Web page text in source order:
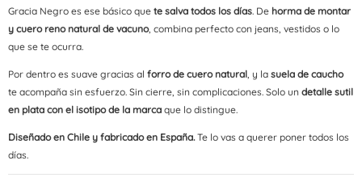
Gracia Negro es ese básico que te salva todos los días. De horma de montar
y cuero reno natural de vacuno, combina perfecto con jeans, vestidos o lo
que se te ocurra.
Por dentro es suave gracias al forro de cuero natural , y la suela de caucho
te acompaña sin esfuerzo. Sin cierre, sin complicaciones. Solo un detalle sutil
en plata con el isotipo de la marca que lo distingue.
Diseñado en Chile y fabricado en España.Te lo vas a querer poner todos los
días.